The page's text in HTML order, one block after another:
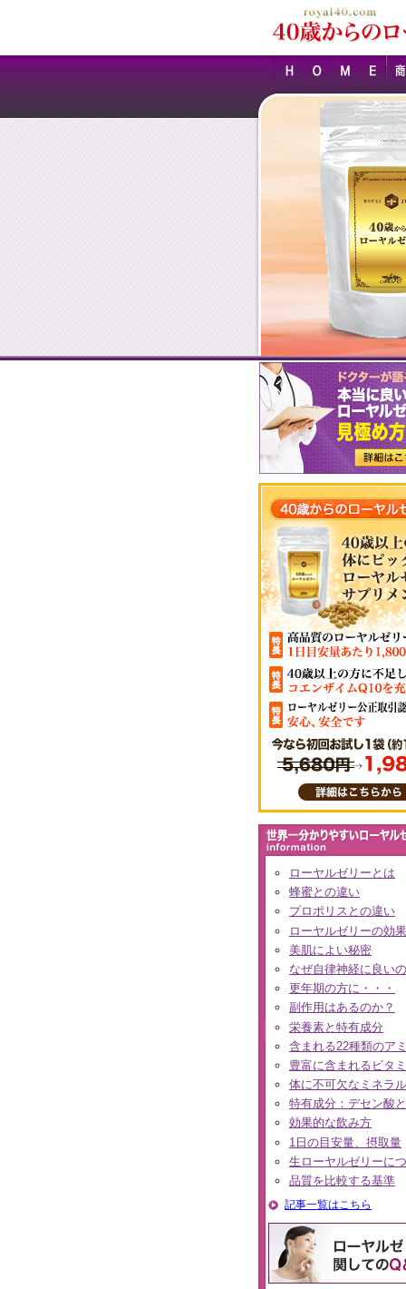
ローヤルゼリーとは
蜂蜜との違い
プロポリスとの違い
ローヤルゼリーの効果
美肌によい秘密
なぜ自律神経に良い
更年期の方に・・・
副作用はあるのか？
栄養素と特有成分
含まれる22種類のア
豊富に含まれるビタ
体に不可欠なミネラル
特有成分：デセン酸
効果的な飲み方
1日の目安量、摂取量
生ローヤルゼリーに
品質を比較する基準
記事一覧はこちら